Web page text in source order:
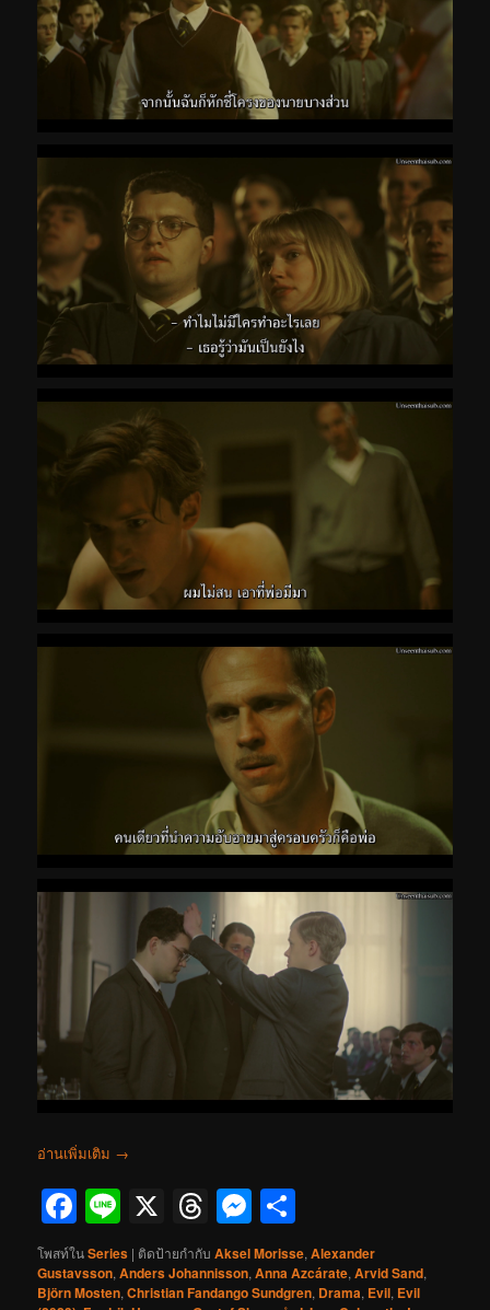
อ่านเพิ่มเติม →
Facebook
Line
X Threads
Messenger
โพสท์ในSeries | ติดป้ายกำกับ Aksel Morisse,Alexander
Gustavsson,Anders Johannisson,Anna Azcárate,Arvid Sand,
Björn Mosten,Christian Fandango Sundgren, Drama, Evil, Evil